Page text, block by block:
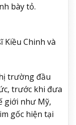
bày tỏ.
Kiều Chinh và
trường đầu
trước khi đưa
giới như Mỹ,
gốc hiện tại